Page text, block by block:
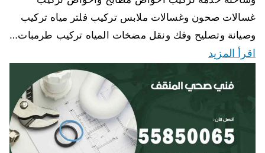
غسالات صحون وغسالات ملابس تركيب فلتر مياه تركيب
وصيانة وتصليح وفك ونقل مضخات المياه تركيب طرمبات…
اقرأ المزيد